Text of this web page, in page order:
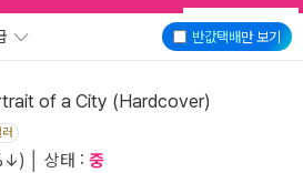
반값택배만 보기
of a City (Hardcover)
│ 상태 : 중